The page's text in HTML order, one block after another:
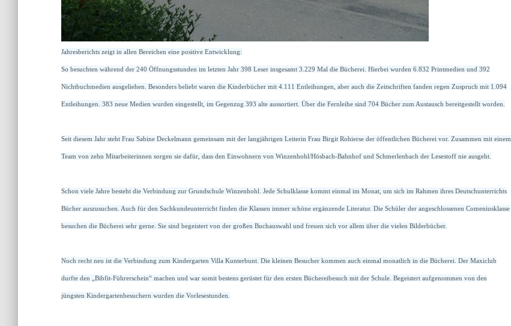
Jahresberichts zeigt in allen Bereichen eine positive Entwicklung:
So besuchten während der 240 Öffnungsstunden im letzten Jahr 398 Leser insgesamt 3.229 Mal die Bücherei. Hierbei wurden 6.832 Printmedien und 392
Nichtbuchmedien ausgeliehen. Besonders beliebt waren die Kinderbücher mit 4.111 Entleihungen, aber auch die Zeitschriften fanden regen Zuspruch mit 1.094
Entleihungen. 383 neue Medien wurden eingestellt, im Gegenzug 393 alte aussortiert. Über die Fernleihe sind 704 Bücher zum Austausch bereitgestellt worden.
Seit diesem Jahr steht Frau Sabine Deckelmann gemeinsam mit der langjährigen Leiterin Frau Birgit Rohierse der öffentlichen Bücherei vor. Zusammen mit einem
Team von zehn Mitarbeiterinnen sorgen sie dafür, dass den Einwohnern von Winzenhohl/Hösbach-Bahnhof und Schmerlenbach der Lesestoff nie ausgeht.
Schon viele Jahre besteht die Verbindung zur Grundschule Winzenhohl. Jede Schulklasse kommt einmal im Monat, um sich im Rahmen ihres Deutschunterrichts
Bücher auszusuchen. Auch für den Sachkundeunterricht finden die Klassen immer schöne ergänzende Literatur. Die Schüler der angeschlossenen Comeniusklasse
besuchen die Bücherei sehr gerne. Sie sind begeistert von der großen Buchauswahl und freuen sich vor allem über die vielen Bilderbücher.
Noch recht neu ist die Verbindung zum Kindergarten Villa Kunterbunt. Die kleinen Besucher kommen auch einmal monatlich in die Bücherei. Der Maxiclub
durfte den „Bibfit-Führerschein“ machen und war somit bestens gerüstet für den ersten Büchereibesuch mit der Schule. Begeistert aufgenommen von den
jüngsten Kindergartenbesuchern wurden die Vorlesestunden.